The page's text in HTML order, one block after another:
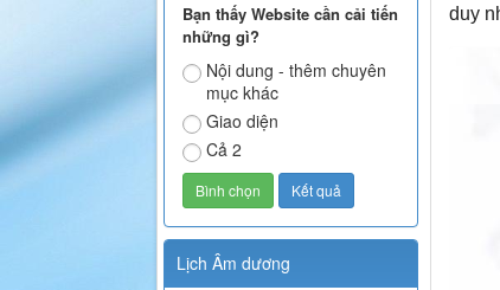
duy
Bạn thấy Website cần cải tiến
những gì?
Nội dung - thêm chuyên
mục khác
Giao diện
Cả 2
Lịch Âm dương